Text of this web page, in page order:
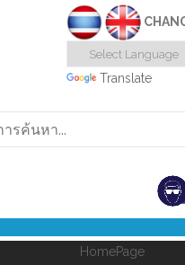
Translate
HomePage